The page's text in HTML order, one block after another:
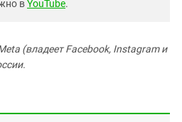
вYouTube.
(владеет Facebook, Instagram и